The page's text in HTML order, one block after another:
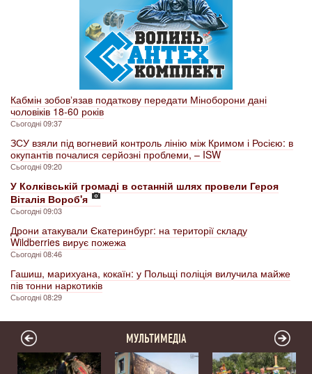
Кабмін зобовʼязав податкову передати Міноборони дані
чоловіків 18-60 років
Сьогодні 09:37
ЗСУ взяли під вогневий контроль лінію між Кримом і Росією: в
окупантів почалися серйозні проблеми, – ISW
Сьогодні 09:20
У Колківській громаді в останній шлях провели Героя
Віталія Вороб'я
Сьогодні 09:03
Дрони атакували Єкатеринбург: на території складу
Wildberries вирує пожежа
Сьогодні 08:46
Гашиш, марихуана, кокаїн: у Польщі поліція вилучила майже
пів тонни наркотиків
Сьогодні 08:29
МУЛЬТИМЕДІА